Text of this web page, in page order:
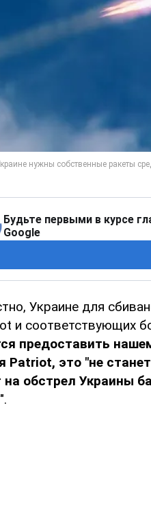
Будьте первыми в курсе
Google
Украине для
и соответствующих
предоставить
Patriot, это "не
на обстрел Украины
".